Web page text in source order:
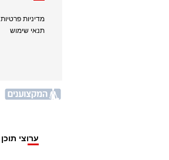
מדיניות פרטיות
תנאי שימוש
ערוצי תוכן